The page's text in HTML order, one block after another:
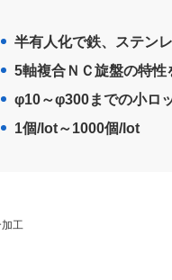
半有人化で鉄、ステン
5軸複合ＮＣ旋盤の特
φ10～φ300までの小ロ
1個/lot～1000個/lot
工